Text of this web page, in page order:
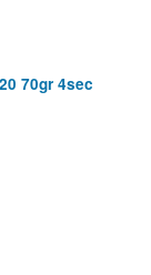
70gr 4sec